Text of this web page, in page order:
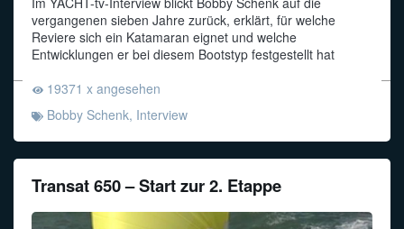
vergangenen sieben Jahre zurück, erklärt, für welche
Reviere sich ein Katamaran eignet und welche
Entwicklungen er bei diesem Bootstyp festgestellt hat
19371 x angesehen
Bobby Schenk, Interview
Transat 650 – Start zur 2. Etappe